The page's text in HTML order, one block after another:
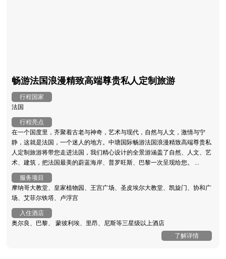
畅游法国浪漫精致高端尊贵私人定制旅游
行程国家
法国
行程亮点
在一个国度里，齐聚着古老与神奇，艺术与现代，自然与人文，激情与宁
静，这就是法国，一个迷人的地方。中瑭国际畅游法国浪漫精致高端尊贵私
人定制旅游将带您走进法国，我们精心设计的全景游涵盖了自然、人文、艺
术、建筑，把法国最美的蔚蓝海岸、普罗旺斯、巴黎一次呈现给您。 ...
服务项目
摩纳哥大教堂、皇家植物园、王宫广场、圣皮埃尔大教堂、凯旋门、协和广
场、艾菲尔铁塔、卢浮宫
入住酒店
奥尔良、巴黎、 蒙彼利埃、里昂、尼斯等三星级以上酒店
了解详情